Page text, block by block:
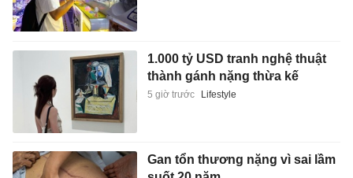
1.000 tỷ USD tranh nghệ thuật
thành gánh nặng thừa kế
5 giờ trước Lifestyle
Gan tổn thương nặng vì sai lầm